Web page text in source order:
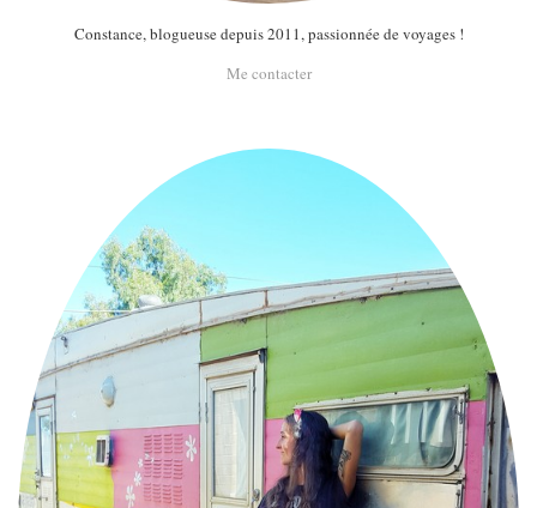
Constance, blogueuse depuis 2011, passionnée de voyages !
Me contacter